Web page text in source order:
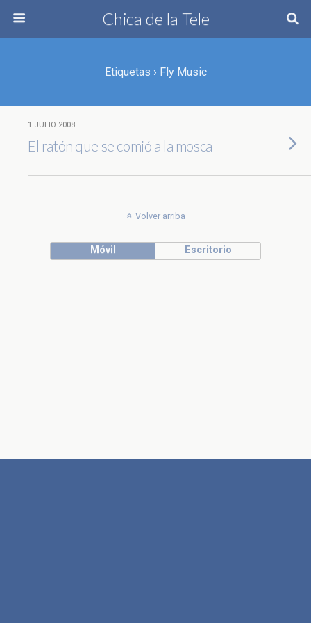
Chica de la Tele
Etiquetas › Fly Music
1 JULIO 2008
El ratón que se comió a la mosca
Volver arriba
Móvil Escritorio